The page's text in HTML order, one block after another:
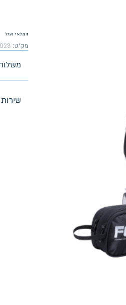
המלאי אזל
מק"ט: